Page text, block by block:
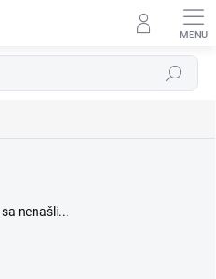
Hľadať
sa nenašli...